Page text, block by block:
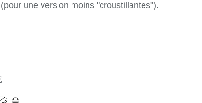
une version moins "croustillantes").